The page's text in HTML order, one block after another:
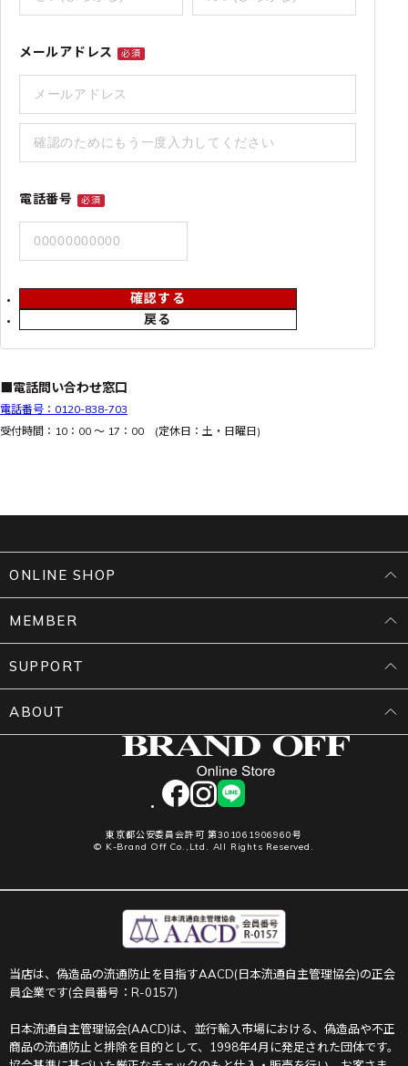
メールアドレス 必須
電話番号 必須
戻る
確認する
■電話問い合わせ窓口
電話番号：0120-838-703
受付時間：10：00 ～ 17：00 (定休日：土・日曜日)
facebookinstagram
LINE
東京都公安委員会許可 第301061906960号
© K-Brand Off Co.,Ltd. All Rights Reserved.
ONLINE SHOP
MEMBER
SUPPORT
ABOUT
当店は、偽造品の流通防止を目指すAACD(日本流通自主管理協会)の正会
員企業です(会員番号：R-0157)
日本流通自主管理協会(AACD)は、並行輸入市場における、偽造品や不正
商品の流通防止と排除を目的として、1998年4月に発足された団体です。